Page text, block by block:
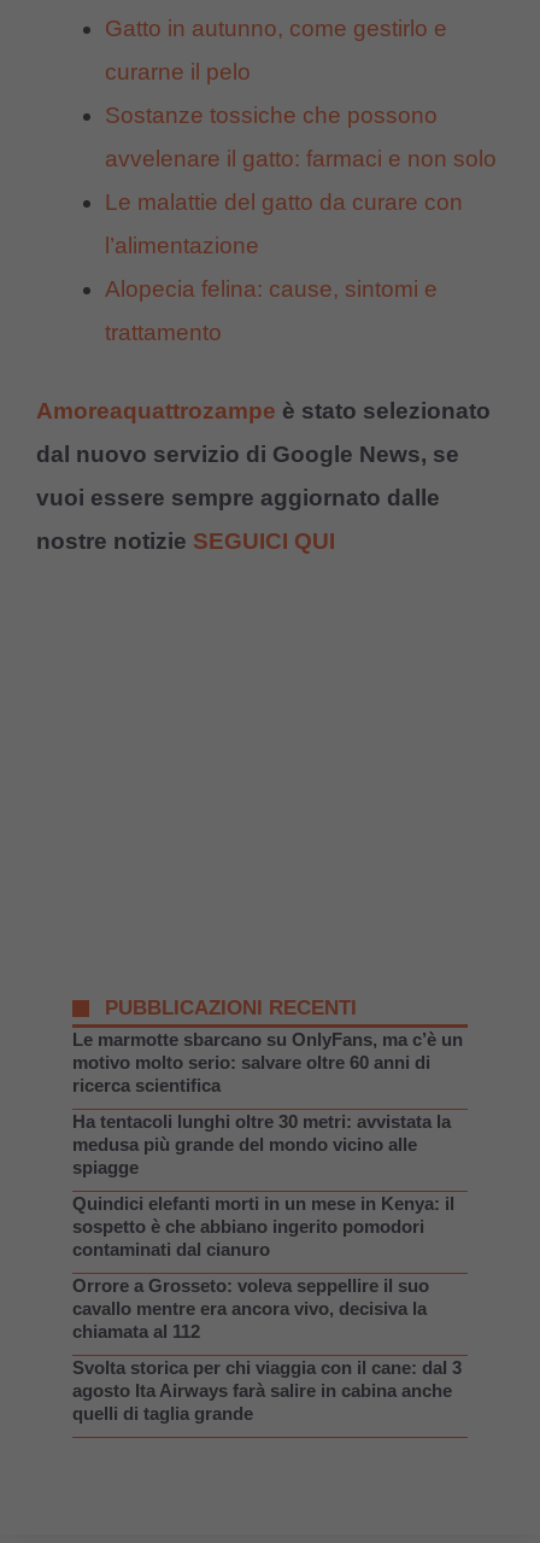
Gatto in autunno, come gestirlo e
curarne il pelo
Sostanze tossiche che possono
avvelenare il gatto: farmaci e non solo
Le malattie del gatto da curare con
l’alimentazione
Alopecia felina: cause, sintomi e
trattamento
Amoreaquattrozampe è stato selezionato
dal nuovo servizio di Google News, se
vuoi essere sempre aggiornato dalle
nostre notizie SEGUICI QUI
PUBBLICAZIONI RECENTI
Le marmotte sbarcano su OnlyFans, ma c’è un
motivo molto serio: salvare oltre 60 anni di
ricerca scientifica
Ha tentacoli lunghi oltre 30 metri: avvistata la
medusa più grande del mondo vicino alle
spiagge
Quindici elefanti morti in un mese in Kenya: il
sospetto è che abbiano ingerito pomodori
contaminati dal cianuro
Orrore a Grosseto: voleva seppellire il suo
cavallo mentre era ancora vivo, decisiva la
chiamata al 112
Svolta storica per chi viaggia con il cane: dal 3
agosto Ita Airways farà salire in cabina anche
quelli di taglia grande